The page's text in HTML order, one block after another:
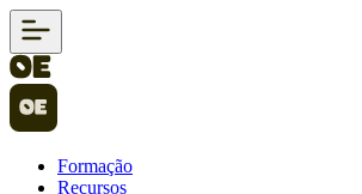
Formação
Recursos